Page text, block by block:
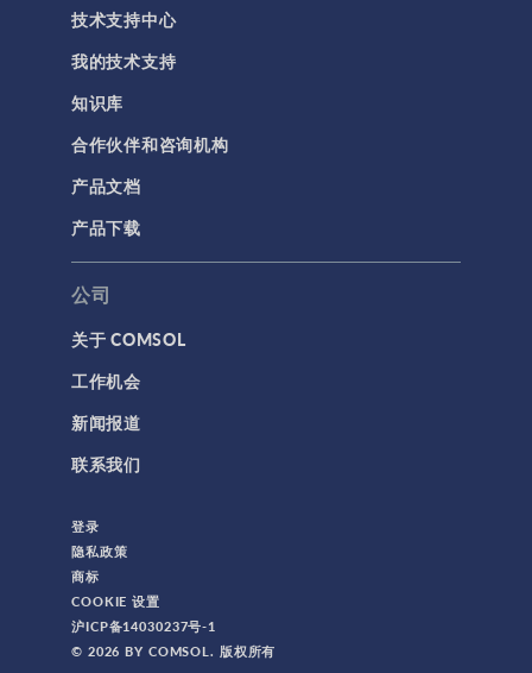
研究与求解器
简介
结果与可视化
网格
集群计算和云计算
3D 打印
AC/DC 模块
App 开发器简介视频
CFD 模块
RF 模块
优化模块
技术支持中心
我的技术支持
知识库
合作伙伴和咨询机构
产品文档
产品下载
公司
关于 COMSOL
工作机会
新闻报道
联系我们
登录
隐私政策
商标
COOKIE 设置
沪ICP备14030237号-1
© 2026 BY COMSOL. 版权所有